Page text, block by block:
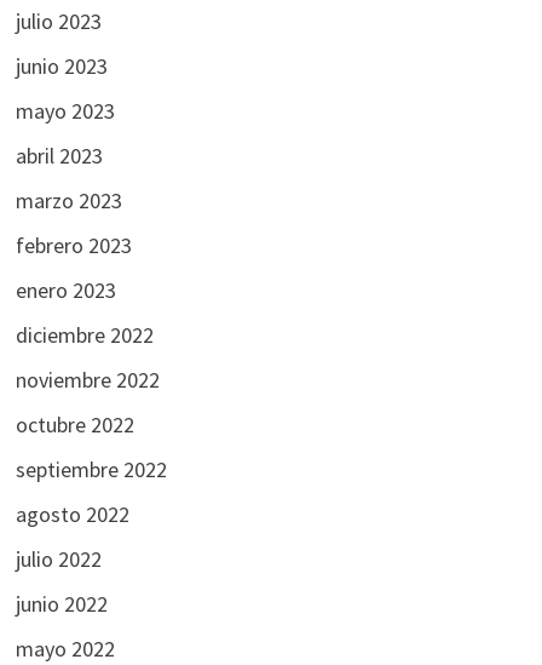
julio 2023
junio 2023
mayo 2023
abril 2023
marzo 2023
febrero 2023
enero 2023
diciembre 2022
noviembre 2022
octubre 2022
septiembre 2022
agosto 2022
julio 2022
junio 2022
mayo 2022